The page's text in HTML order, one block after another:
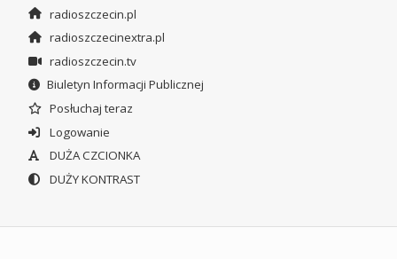
radioszczecin.pl
radioszczecinextra.pl
radioszczecin.tv
Biuletyn Informacji Publicznej
Posłuchaj teraz
Logowanie
DUŻA CZCIONKA
DUŻY KONTRAST